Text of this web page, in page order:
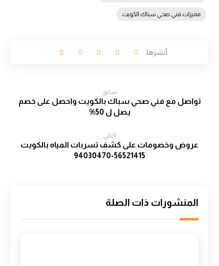
مميزات فني صحي سباك الكويت
سابق
تواصل مع فني صحي سباك بالكويت واحصل على خصم
يصل ل 50%
التالي
عروض وخصومات على كشف تسربات المياه بالكويت
56521415-94030470
المنشورات ذات الصلة